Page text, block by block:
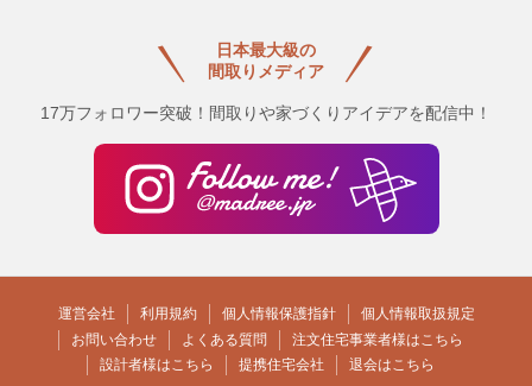
日本最大級の
間取りメディア
17万フォロワー突破！間取りや家づくりアイデアを配信中！
運営会社 利用規約 個人情報保護指針
個人情報取扱規定
お問い合わせ
よくある質問
注文住宅事業者様はこちら
設計者様はこちら
提携住宅会社 退会はこちら